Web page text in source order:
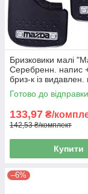
Бризковики малі
Серебренн. напис
бриз-к із
"Елегант"(2шт)
Готово до відправки
133,97 ₴/
142,53 ₴/комплект
Купити
–6%